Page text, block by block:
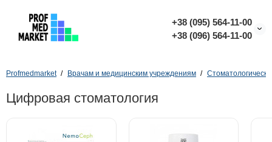
+38 (095) 564-11-00
+38 (096) 564-11-00
Profmedmarket Врачам и медицинским учреждениям
Цифровая стоматология